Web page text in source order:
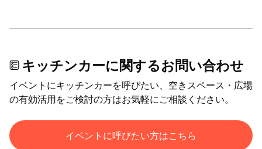
キッチンカーに関するお問い合わせ
イベントにキッチンカーを呼びたい、空きスペース・広場
の有効活用をご検討の方はお気軽にご相談ください。
イベントに呼びたい方はこちら